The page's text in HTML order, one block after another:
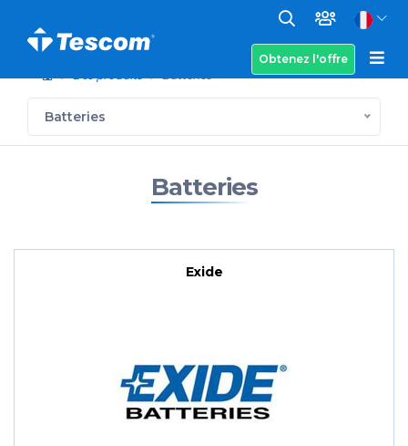
Obtenez l'offre
Des produits
Batteries
Batteries
Batteries
Exide